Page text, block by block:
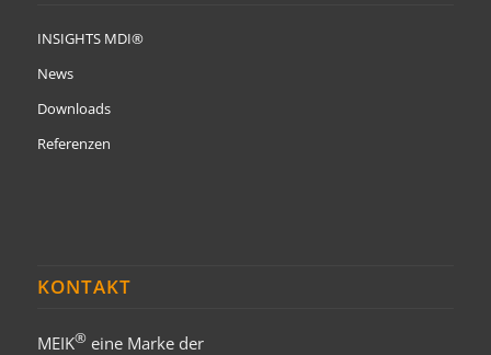
INSIGHTS MDI®
News
Downloads
Referenzen
KONTAKT
MEIK®eine Marke der